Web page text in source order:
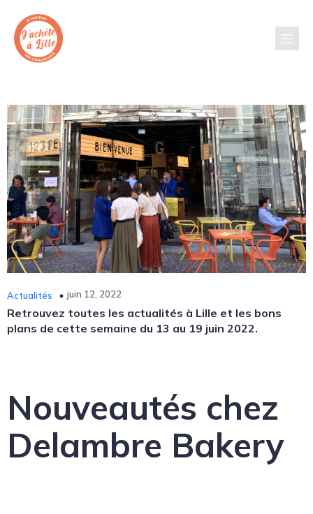
Actualités juin 12, 2022
Retrouvez toutes les actualités à Lille et les bons
plans de cette semaine du 13 au 19 juin 2022.
Nouveautés chez
Delambre Bakery